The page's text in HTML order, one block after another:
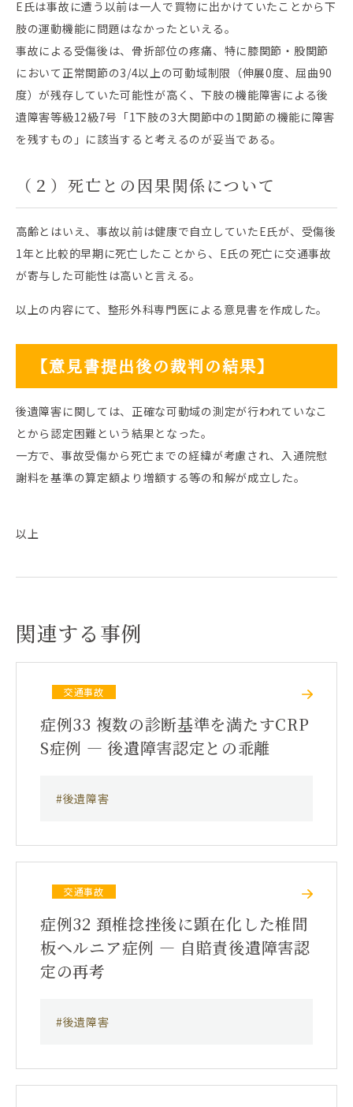
E氏は事故に遭う以前は一人で買物に出かけていたことから下
肢の運動機能に問題はなかったといえる。
事故による受傷後は、骨折部位の疼痛、特に膝関節・股関節
において正常関節の3/4以上の可動域制限（伸展0度、屈曲90
度）が残存していた可能性が高く、下肢の機能障害による後
遺障害等級12級7号「1下肢の3大関節中の1関節の機能に障害
を残すもの」に該当すると考えるのが妥当である。
（２）死亡との因果関係について
高齢とはいえ、事故以前は健康で自立していたE氏が、受傷後
1年と比較的早期に死亡したことから、E氏の死亡に交通事故
が寄与した可能性は高いと言える。
以上の内容にて、整形外科専門医による意見書を作成した。
【意見書提出後の裁判の結果】
後遺障害に関しては、正確な可動域の測定が行われていなこ
とから認定困難という結果となった。
一方で、事故受傷から死亡までの経緯が考慮され、入通院慰
謝料を基準の算定額より増額する等の和解が成立した。
以上
関連する事例
交通事故
症例33 複数の診断基準を満たすCRP
S症例 ― 後遺障害認定との乖離
#後遺障害
交通事故
症例32 頚椎捻挫後に顕在化した椎間
板ヘルニア症例 ― 自賠責後遺障害認
定の再考
#後遺障害